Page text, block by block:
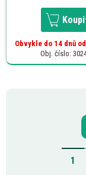
Obvykle do 14 dnů
Obj. číslo:
1